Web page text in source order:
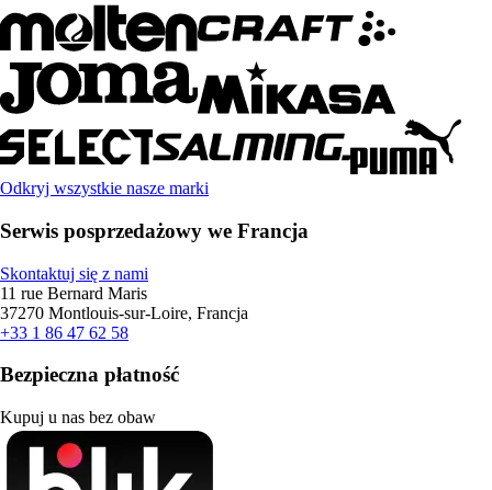
Odkryj wszystkie nasze marki
Serwis posprzedażowy we Francja
Skontaktuj się z nami
11 rue Bernard Maris
37270 Montlouis-sur-Loire, Francja
+33 1 86 47 62 58
Bezpieczna płatność
Kupuj u nas bez obaw